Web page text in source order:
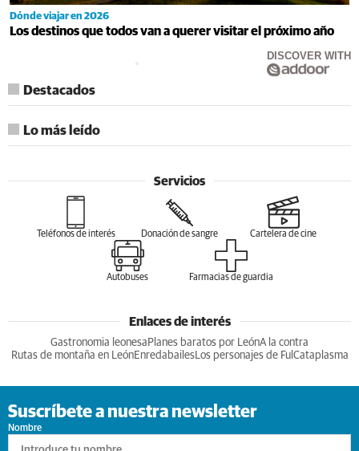
Dónde viajar en 2026
Los destinos que todos van a querer visitar el próximo año
DISCOVER WITH
Destacados
Lo más leído
Servicios
Teléfonos de interés Donación de sangre Cartelera de cine
Autobuses Farmacias de guardia
Enlaces de interés
Gastronomia leonesa Planes baratos por LeónA la contra
Rutas de montaña en LeónEnredabailesLos personajes de Ful Cataplasma
Suscríbete a nuestra newsletter
Nombre